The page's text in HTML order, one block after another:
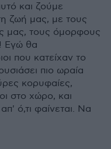
και ζούμε
ζωή μας, με τους
μας, τους όμορφους
Εγώ θα
που κατείχαν το
πιο ωραία
κορυφαίες,
στο χώρο, και
ό,τι φαίνεται. Να